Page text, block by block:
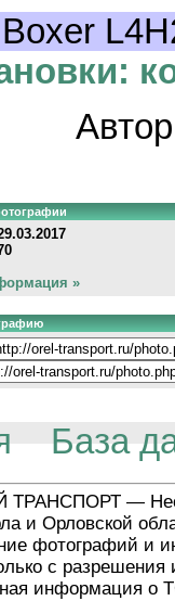
Boxer
»
База
—
и Орловской
фотографий и
с разрешения
информация о